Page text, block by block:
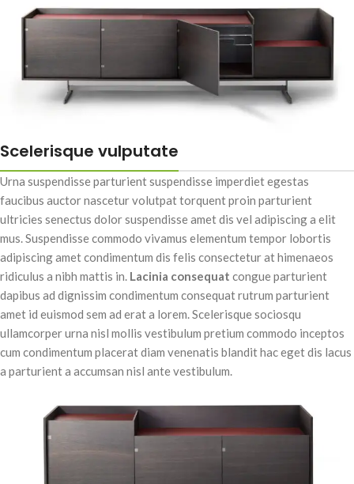
Scelerisque vulputate
Urna suspendisse parturient suspendisse imperdiet egestas
faucibus auctor nascetur volutpat torquent proin parturient
ultricies senectus dolor suspendisse amet dis vel adipiscing a elit
mus. Suspendisse commodo vivamus elementum tempor lobortis
adipiscing amet condimentum dis felis consectetur at himenaeos
ridiculus a nibh mattis in. Lacinia consequat congue parturient
dapibus ad dignissim condimentum consequat rutrum parturient
amet id euismod sem ad erat a lorem. Scelerisque sociosqu
ullamcorper urna nisl mollis vestibulum pretium commodo inceptos
cum condimentum placerat diam venenatis blandit hac eget dis lacus
a parturient a accumsan nisl ante vestibulum.